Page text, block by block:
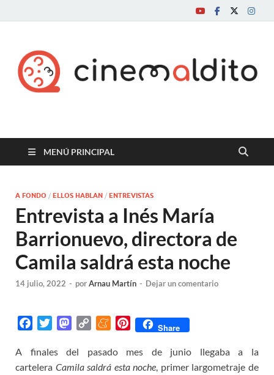
Cine maldito
MENÚ PRINCIPAL
A FONDO / ELLOS HABLAN / ENTREVISTAS
Entrevista a Inés María
Barrionuevo, directora de
Camila saldrá esta noche
14 julio, 2022 - porArnau Martín - Dejar un comentario
c
e
i
t
M
s
t
p
y
M
n
e
P
n
t
Share
A finales del pasado mes de junio llegaba a la
cartelera Camila saldrá esta noche, primer largometraje de